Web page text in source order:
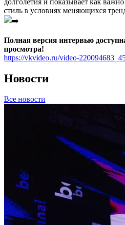
стиль в условиях меняющихся
Полная версия интервью
просмотра!
https://vkvideo.ru/video-
Новости
Все новости